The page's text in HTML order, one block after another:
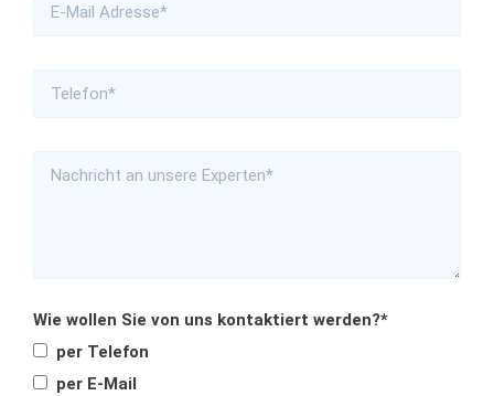
Wie wollen Sie von uns kontaktiert werden?*
per Telefon
per E-Mail